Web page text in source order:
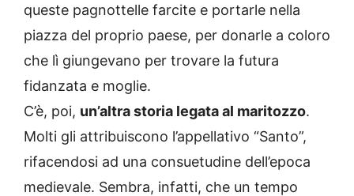
queste pagnottelle farcite e portarle nella
piazza del proprio paese, per donarle a coloro
che lì giungevano per trovare la futura
fidanzata e moglie.
C’è, poi, un’altra storia legata al maritozzo.
Molti gli attribuiscono l’appellativo “Santo”,
rifacendosi ad una consuetudine dell’epoca
medievale. Sembra, infatti, che un tempo